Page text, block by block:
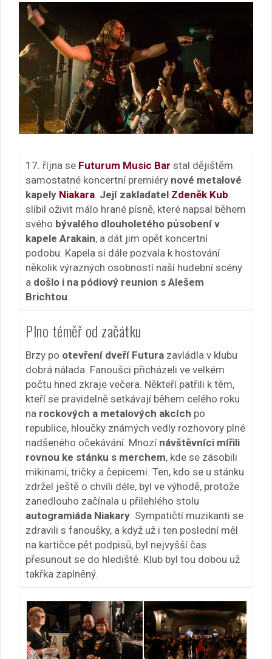
17. října se Futurum Music Bar stal dějištěm
samostatné koncertní premiéry nové metalové
kapely Niakara Její zakladatel Zdeněk Kub
slíbil oživit málo hrané písně, které napsal během
svého bývalého dlouholetého působení v
kapele Arakain, a dát jim opět koncertní
podobu. Kapela si dále pozvala k hostování
několik výrazných osobností naší hudební scény
a došlo i na pódiový reunion s Alešem
Brichtou
Plno téměř od začátku
Brzy po otevření dveří Futura zavládla v klubu
dobrá nálada. Fanoušci přicházeli ve velkém
počtu hned zkraje večera. Někteří patřili k těm,
kteří se pravidelně setkávají během celého roku
na rockových a metalových akcích po
republice, hloučky známých vedly rozhovory plné
nadšeného očekávání. Mnozí návštěvníci mířili
rovnou ke stánku s merchem, kde se zásobili
mikinami, tričky a čepicemi. Ten, kdo se u stánku
zdržel ještě o chvíli déle, byl ve výhodě, protože
zanedlouho začínala u přilehlého stolu
autogramiáda Niakary . Sympatičtí muzikanti se
zdravili s fanoušky, a když už i ten poslední měl
na kartičce pět podpisů, byl nejvyšší čas
přesunout se do hlediště. Klub byl tou dobou už
takřka zaplněný.